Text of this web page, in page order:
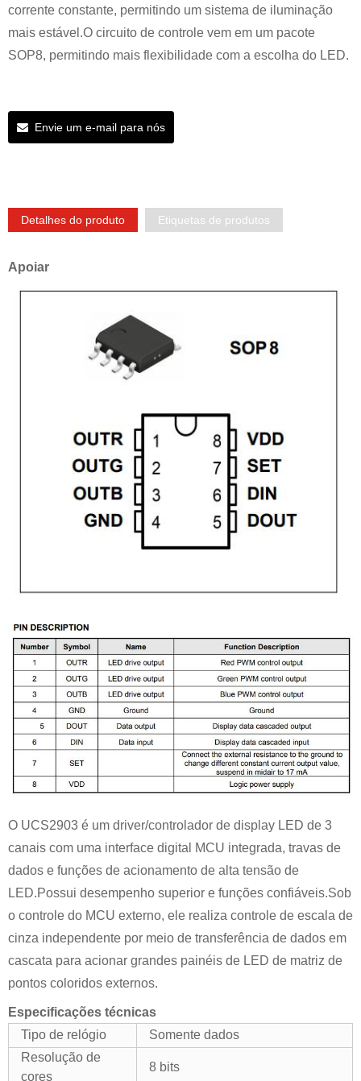
corrente constante, permitindo um sistema de iluminação
mais estável.O circuito de controle vem em um pacote
SOP8, permitindo mais flexibilidade com a escolha do LED.
Envie um e-mail para nós
Detalhes do produto Etiquetas de produtos
Apoiar
O UCS2903 é um driver/controlador de display LED de 3
canais com uma interface digital MCU integrada, travas de
dados e funções de acionamento de alta tensão de
LED.Possui desempenho superior e funções confiáveis.Sob
o controle do MCU externo, ele realiza controle de escala de
cinza independente por meio de transferência de dados em
cascata para acionar grandes painéis de LED de matriz de
pontos coloridos externos.
Especificações técnicas
Tipo de relógio
Somente dados
Resolução de
cores
8 bits